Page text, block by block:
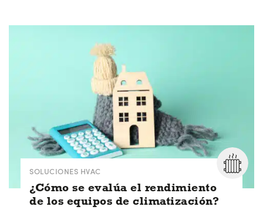
SOLUCIONES HVAC
¿Cómo se evalúa el rendimiento
de los equipos de climatización?